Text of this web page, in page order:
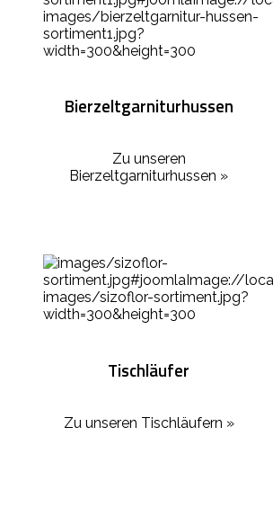
Bierzeltgarniturhussen
Zu unseren
Bierzeltgarniturhussen »
Tischläufer
Zu unseren Tischläufern »